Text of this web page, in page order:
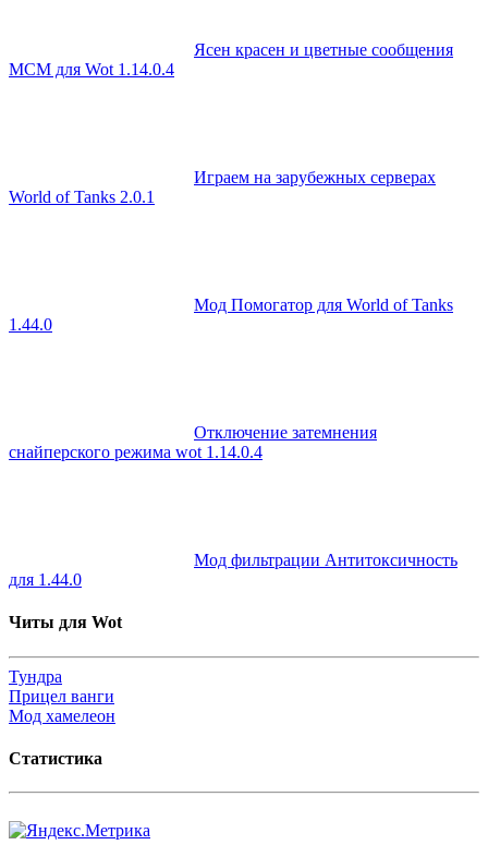
Ясен красен и цветные сообщения
МСМ для Wot 1.14.0.4
Играем на зарубежных серверах
World of Tanks 2.0.1
Мод Помогатор для World of Tanks
1.44.0
Отключение затемнения
снайперского режима wot 1.14.0.4
Мод фильтрации Антитоксичность
для 1.44.0
Читы для Wot
Тундра
Прицел ванги
Мод хамелеон
Статистика